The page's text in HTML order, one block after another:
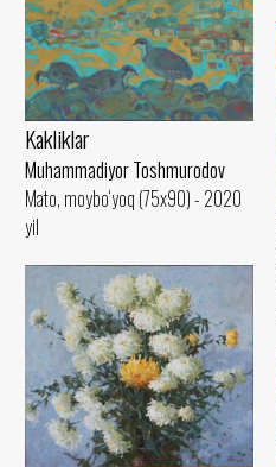
Kakliklar
Muhammadiyor Toshmurodov
Mato, moybo‘yoq (75x90) - 2020
yil